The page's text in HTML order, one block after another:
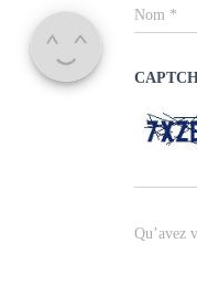
Nom *
Qu’avez